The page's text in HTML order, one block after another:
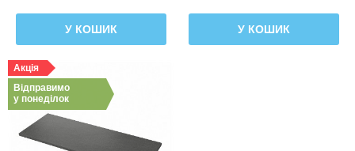
У КОШИК У КОШИК
Акція
Відправимо
у понеділок